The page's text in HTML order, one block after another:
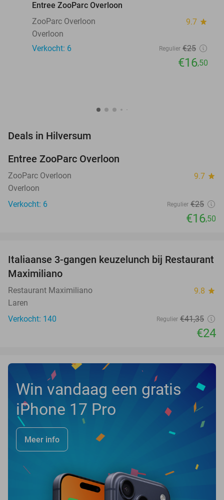
Entree ZooParc Overloon
ZooParc Overloon
9.7 star
Overloon
Verkocht: 6
Regulier €25
€16,50
Deals in Hilversum
TODAY
Entree ZooParc Overloon
ZooParc Overloon 9.7 star
Overloon
Verkocht: 6
Regulier €25
€16,50
42%
Italiaanse 3-gangen keuzelunch bij Restaurant
Maximiliano
Restaurant Maximiliano 9.8 star
Laren
Verkocht: 140
Regulier €41,35
€24
Win vandaag een gratis
iPhone 17 Pro
Meer info